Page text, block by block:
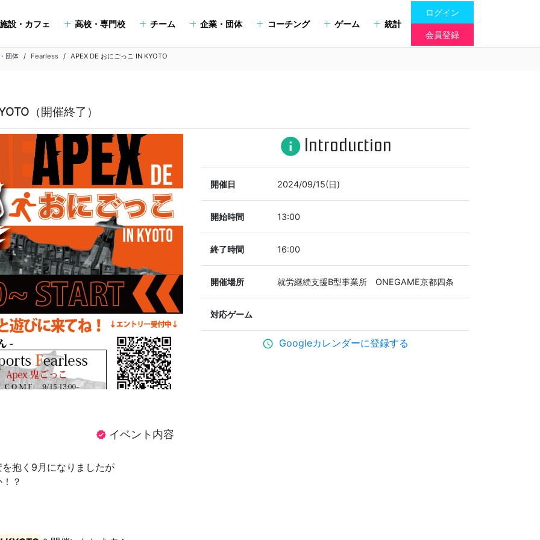
設・カフェ 高校・専門校 チーム 企業・団体 コーチング ゲーム 統計
ログイン
会員登録
団体 Fearless APEX DE おにごっこ IN KYOTO
（開催終了）
info Introduction
開催日 2024/09/15(日)
開始時間 13:00
終了時間 16:00
開催場所 就労継続支援B型事業所 ONEGAME京都四条
対応ゲーム
schedule Googleカレンダーに登録する
verified イベント内容
抱く9月になりましたが
？